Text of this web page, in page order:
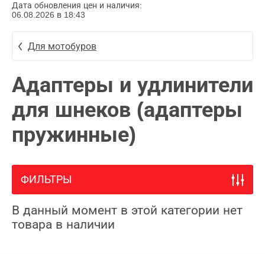
Дата обновления цен и наличия:
06.08.2026 в 18:43
Для мотобуров
Адаптеры и удлинители
для шнеков (адаптеры
пружинные)
ФИЛЬТРЫ
В данный момент в этой категории нет
товара в наличии